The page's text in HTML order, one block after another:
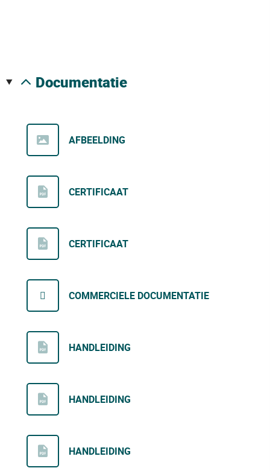
documentatie
AFBEELDING
CERTIFICAAT
CERTIFICAAT
COMMERCIELE DOCUMENTATIE
HANDLEIDING
HANDLEIDING
HANDLEIDING